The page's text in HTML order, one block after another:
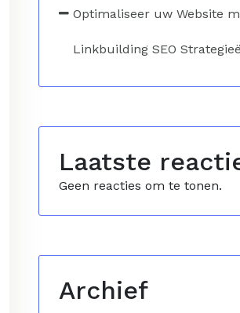
Optimaliseer uw Website
Linkbuilding SEO
Laatste
Geen reacties om te tonen.
Archief